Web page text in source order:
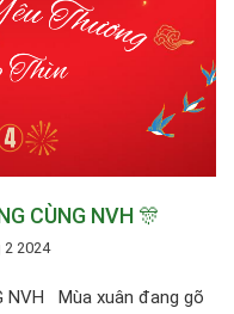
CÙNG NVH 🎊
2 2024
NVH Mùa xuân đang gõ